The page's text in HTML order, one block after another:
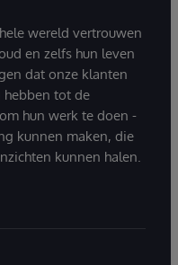
wereld vertrouwen
en zelfs hun leven
dat onze klanten
hebben tot de
hun werk te doen -
kunnen maken, die
kunnen halen.